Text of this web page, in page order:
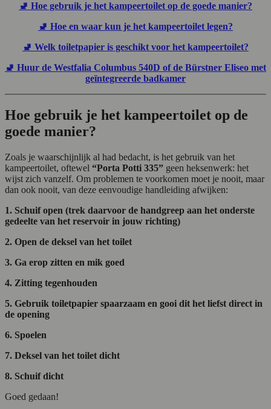
🚽 Hoe gebruik je het kampeertoilet op de goede manier?
🚽 Hoe en waar kun je het kampeertoilet legen?
🚽 Welk toiletpapier is geschikt voor het kampeertoilet?
🚽 Huur de Westfalia Columbus 540D of de Bürstner Eliseo met
geïntegreerde badkamer
Hoe gebruik je het kampeertoilet op de
goede manier?
Zoals je waarschijnlijk al had bedacht, is het gebruik van het
kampeertoilet, oftewel “Porta Potti 335” geen heksenwerk: het
wijst zich vanzelf. Om problemen te voorkomen moet je nooit, maar
dan ook nooit, van deze eenvoudige handleiding afwijken:
1. Schuif open (trek daarvoor de handgreep aan het onderste
gedeelte van het reservoir in jouw richting)
2. Open de deksel van het toilet
3. Ga erop zitten en mik goed
4. Zitting tegenhouden
5. Gebruik toiletpapier spaarzaam en gooi dit het liefst direct in
de opening
6. Spoelen
7. Deksel van het toilet dicht
8. Schuif dicht
Goed gedaan!